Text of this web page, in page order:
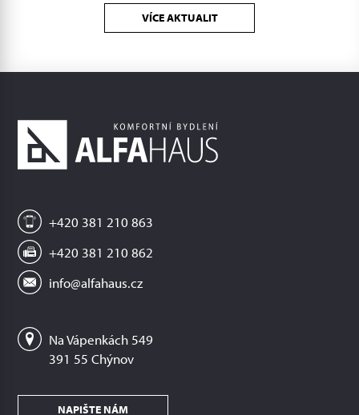
VÍCE AKTUALIT
+420 381 210 863
+420 381 210 862
info@alfahaus.cz
Na Vápenkách 549
391 55 Chýnov
NAPIŠTE NÁM